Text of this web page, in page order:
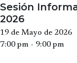
Sesión
2026
19 de Mayo de 2026
7:00 pm - 9:00 pm